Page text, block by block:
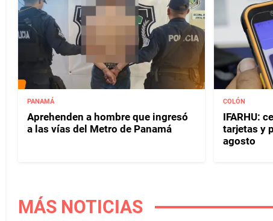
PANAMÁ
Aprehenden a hombre que ingresó
a las vías del Metro de Panamá
COLÓN
IFARHU:
tarjetas y
agosto
MÁS NOTICIAS